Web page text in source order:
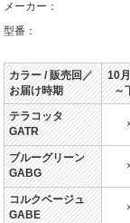
メーカー：
型番：
カラー / 販売回／
お届け時期
10
～
テラコッタ
GATR
ブルーグリーン
GABG
コルクベージュ
GABE